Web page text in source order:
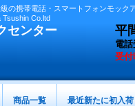
級の携帯電話・スマートフォンモッ
Tsushin Co.ltd
センター 平
電
受付
商品一覧 最近新たに初入